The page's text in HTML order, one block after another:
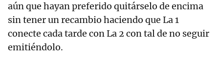
aún que hayan preferido quitárselo de encima
sin tener un recambio haciendo que La 1
conecte cada tarde con La 2 con tal de no seguir
emitiéndolo.